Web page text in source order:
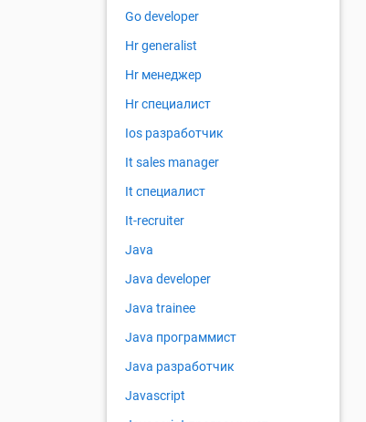
Go developer
Hr generalist
Hr менеджер
Hr специалист
Ios разработчик
It sales manager
It специалист
It-recruiter
Java
Java developer
Java trainee
Java программист
Java разработчик
Javascript